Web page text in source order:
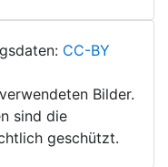
CC-BY
Bilder.
sind die
geschützt.